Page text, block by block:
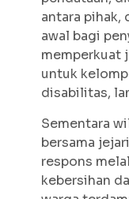
antara pihak,
awal bagi
memperkuat
untuk
disabilitas,
Sementara
bersama
respons
kebersihan